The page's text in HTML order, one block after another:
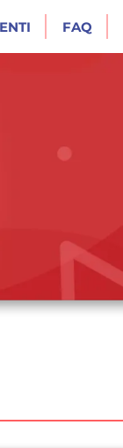
FAQ